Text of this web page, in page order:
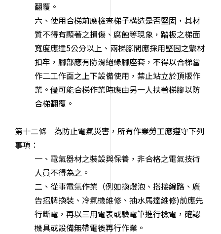
翻覆。
六、使用合梯前應檢查梯子構造是否堅固，其材
質不得有顯著之損傷、腐蝕等現象，踏板之梯面
寬度應達5公分以上、兩梯腳間應採用堅固之繫材
扣牢，腳部應有防滑絕緣腳座套，不得以合梯當
作二工作面之上下設備使用，禁止站立於頂版作
業。儘可能合梯作業時應由另一人扶著梯腳以防
合梯翻覆。
第十二條 為防止電氣災害，所有作業勞工應遵守下列
事項：
一、電氣器材之裝設與保養，非合格之電氣技術
人員不得為之。
二、從事電氣作業（例如換燈泡、搭接線路、廣
告招牌換裝、冷氣機維修、抽水馬達維修)前應先
行斷電，再以三用電表或驗電筆進行檢電，確認
機具或設備無帶電後再行作業。